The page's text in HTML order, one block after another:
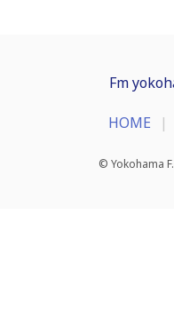
Fm
HOME
© Yokohama